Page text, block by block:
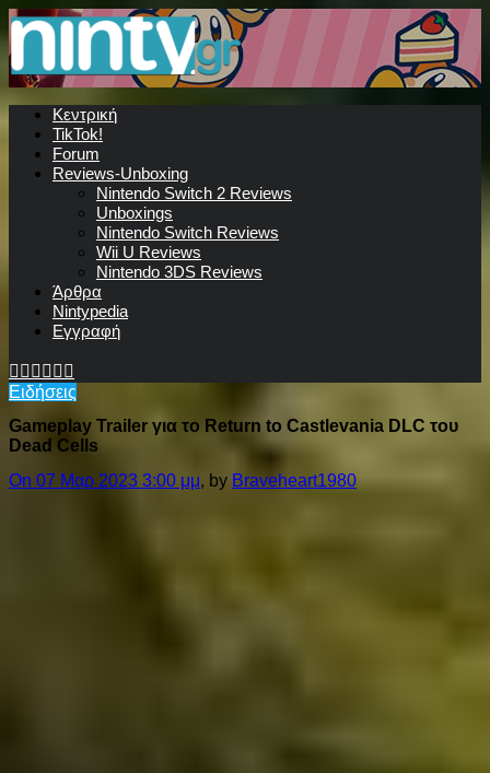
Κεντρική
TikTok!
Forum
Reviews-Unboxing
Nintendo Switch 2 Reviews
Unboxings
Nintendo Switch Reviews
Wii U Reviews
Nintendo 3DS Reviews
Άρθρα
Nintypedia
Εγγραφή
Ειδήσεις
Gameplay Trailer για το Return to Castlevania DLC του
Dead Cells
On 07 Μαρ 2023 3:00 μμ, by Braveheart1980